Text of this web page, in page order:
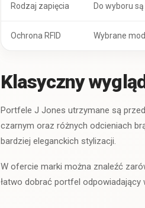
Rodzaj zapięcia Do wyboru
Ochrona RFID Wybrane
Klasyczny
Portfele J Jones utrzymane są
czarnym oraz różnych odcieniach
bardziej eleganckich stylizacji.
W ofercie marki można znaleźć
łatwo dobrać portfel odpowiadający